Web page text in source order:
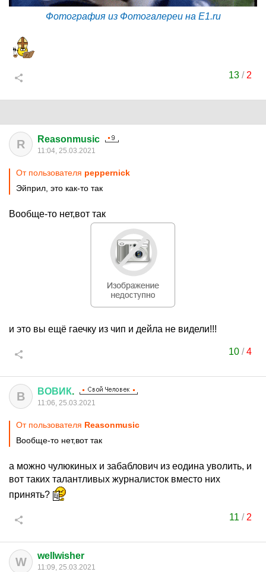
Фотография из Фотогалереи на E1.ru
13 / 2
R Reasonmusic
11:04, 25.03.2021
От пользователя peppernick
Эйприл, это как-то так
Вообще-то нет,вот так
и это вы ещё гаечку из чип и дейла не видели!!!
10 /4
В ВОВИК.
11:06, 25.03.2021
От пользователя Reasonmusic
Вообще-то нет,вот так
а можно чулюкиных и забаблович из еодина уволить, и
вот таких талантливых журналисток вместо них
принять?
11 / 2
W wellwisher
11:09, 25.03.2021